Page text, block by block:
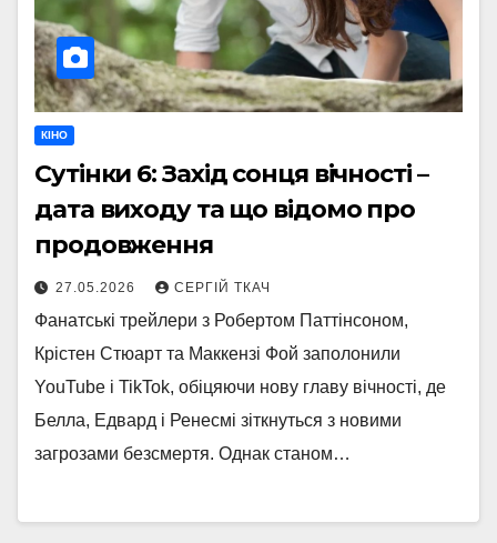
КІНО
Сутінки 6: Захід сонця вічності –
дата виходу та що відомо про
продовження
27.05.2026 СЕРГІЙ ТКАЧ
Фанатські трейлери з Робертом Паттінсоном,
Крістен Стюарт та Маккензі Фой заполонили
YouTube і TikTok, обіцяючи нову главу вічності, де
Белла, Едвард і Ренесмі зіткнуться з новими
загрозами безсмертя. Однак станом…